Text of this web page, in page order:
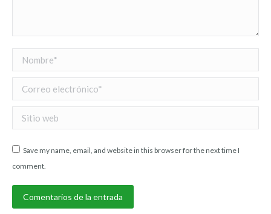
Nombre *
Correo electrónico *
Sitio web
Save my name, email, and website in this browser for the next time I
comment.
Comentarios de la entrada